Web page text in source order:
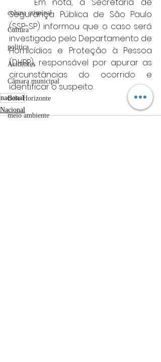
coluna criminal
Cultura
politica
Acidentes
Câmara municipal
Belo Horizonte
meio ambiente
Segurança Pública de São Paulo
(SSP-SP) informou que o caso será
investigado pelo Departamento de
Homicídios e Proteção à Pessoa
(DHPP), responsável por apurar as
circunstâncias do ocorrido e
identificar o suspeito.
nacional
Nacional